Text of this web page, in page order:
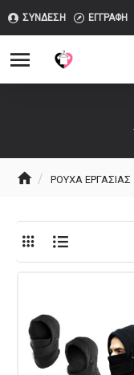
ΣΎΝΔΕΣΗ ΕΓΓΡΑΦΉ
ΡΟΎΧΑ ΕΡΓΑΣΊΑΣ